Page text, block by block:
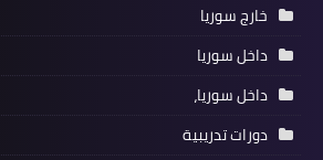
خارج سوريا
داخل سوريا
داخل سوريا،
دورات تدريبية